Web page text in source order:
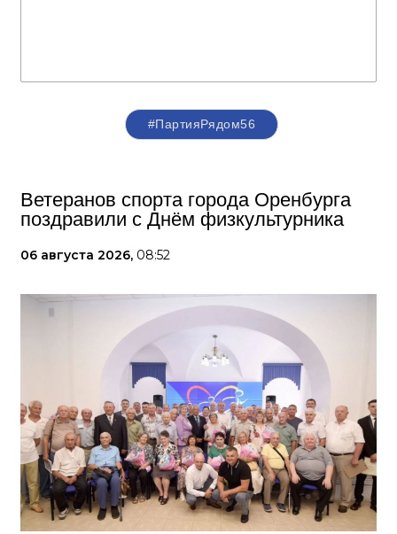
#ПартияРядом56
Ветеранов спорта города Оренбурга
поздравили с Днём физкультурника
06 августа 2026, 08:52